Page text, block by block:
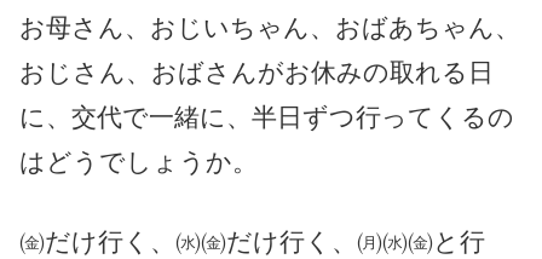
お母さん、おじいちゃん、おばあちゃん、
おじさん、おばさんがお休みの取れる日
に、交代で一緒に、半日ずつ行ってくるの
はどうでしょうか。
㈮だけ行く、㈬㈮だけ行く、㈪㈬㈮と行